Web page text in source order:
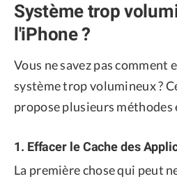
Système trop
l'iPhone ?
Vous ne savez pas comment
système trop volumineux ?
propose plusieurs méthodes
1. Effacer le Cache des
La première chose qui peut